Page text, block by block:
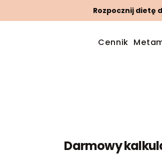
Rozpocznij dietę
Cennik
Darmowy